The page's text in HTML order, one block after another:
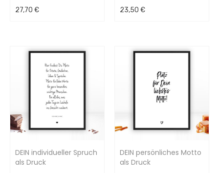
15x15x2cm
27,70 € 23,50 €
DEIN individueller Spruch
als Druck
DEIN persönliches Motto
als Druck